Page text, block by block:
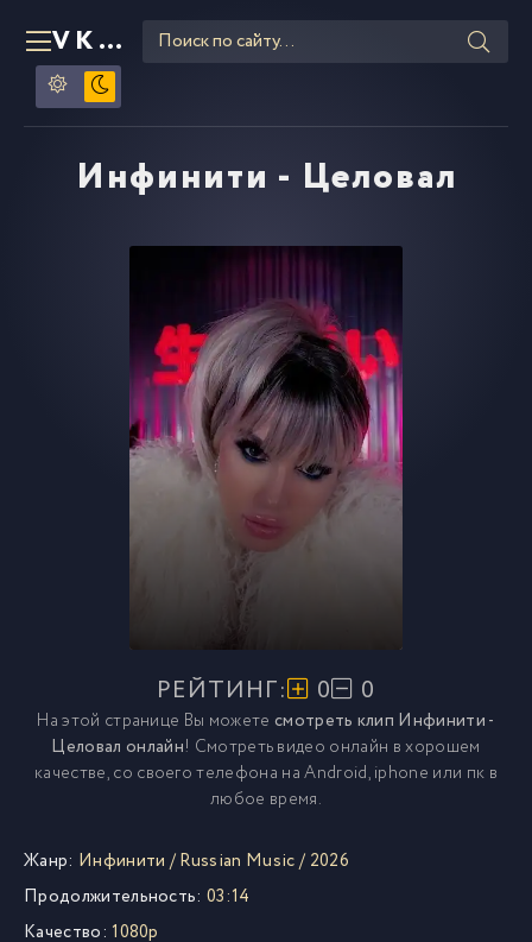
VKLIPE RU
Инфинити - Целовал
РЕЙТИНГ: 0 0
На этой странице Вы можете смотреть клип Инфинити -
Целовал онлайн! Смотреть видео онлайн в хорошем
качестве, со своего телефона на Android, iphone или пк в
любое время.
Жанр: Инфинити /Russian Music/ 2026
Продолжительность: 03:14
Качество: 1080p